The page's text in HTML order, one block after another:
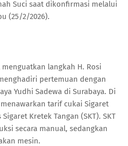
Suci saat dikonfirmasi melalui
(25/2/2026).
langkah H. Rosi
pertemuan dengan
Yudhi Sadewa di Surabaya. Di
tarif cukai Sigaret
Kretek Tangan (SKT). SKT
secara manual, sedangkan
mesin.